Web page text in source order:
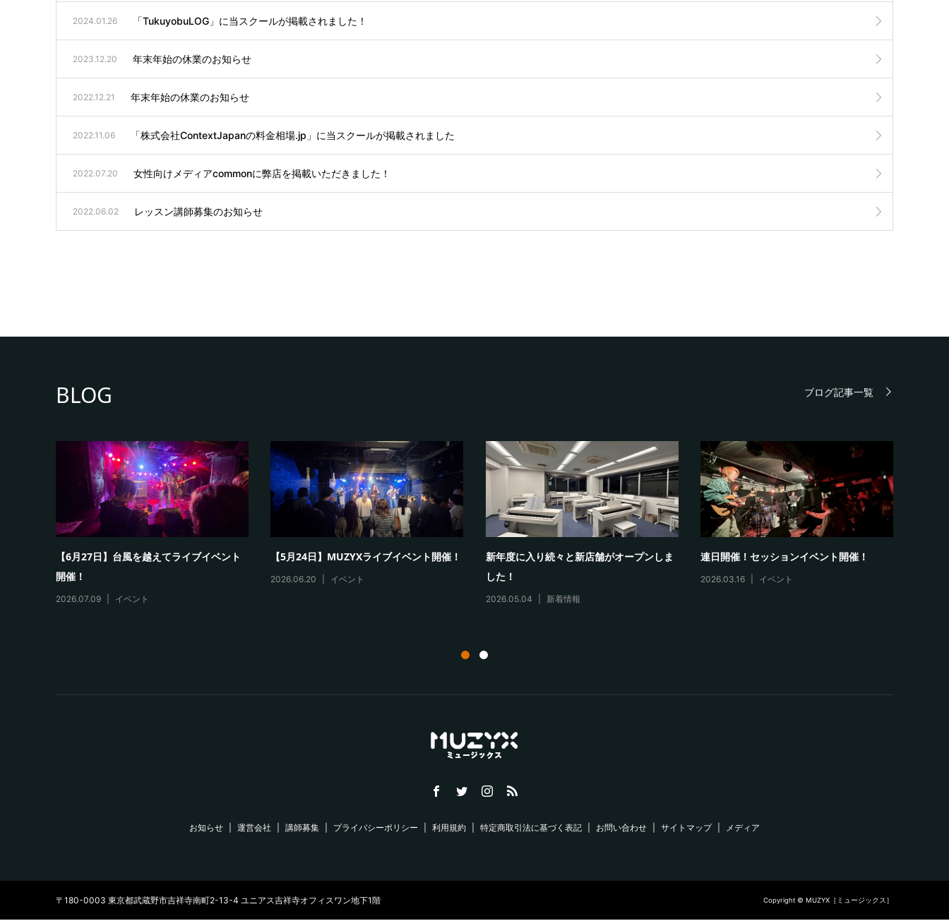
2024.01.26 「TukuyobuLOG」に当スクールが掲載されました！
2023.12.20 年末年始の休業のお知らせ
2022.12.21 年末年始の休業のお知らせ
2022.11.06 「株式会社ContextJapanの料金相場.jp」に当スクールが掲載されました
2022.07.20 女性向けメディアcommonに弊店を掲載いただきました！
2022.06.02 レッスン講師募集のお知らせ
BLOG ブログ記事一覧
【6月27日】台風を越えてライブイベント
開催！
2026.07.09 イベント
【5月24日】MUZYXライブイベント開催！
2026.06.20 イベント
新年度に入り続々と新店舗がオープンしま
した！
2026.05.04 新着情報
連日開催！セッションイベント開催！
2026.03.16 イベント
お知らせ 運営会社 講師募集 プライバシーポリシー 利用規約 特定商取引法に基づく表記 お問い合わせ サイトマップ メディア
〒180-0003 東京都武蔵野市吉祥寺南町2-13-4 ユニアス吉祥寺オフィスワン地下1階 Copyright © MUZYX［ミュージックス］